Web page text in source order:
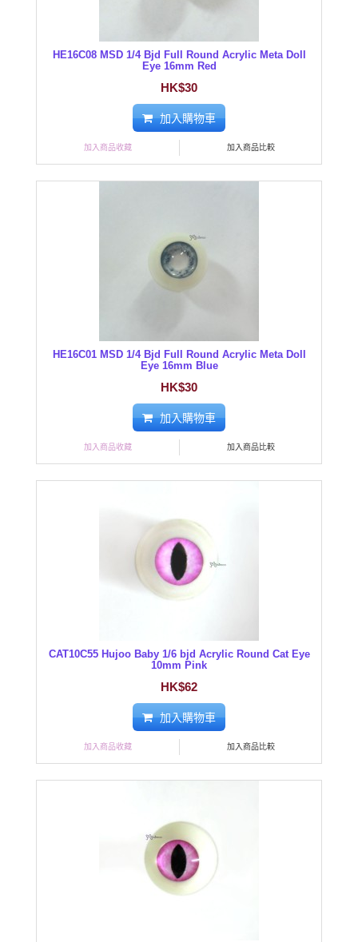
HE16C08 MSD 1/4 Bjd Full Round Acrylic Meta Doll
Eye 16mm Red
HK$30
加入購物車
加入商品收藏 加入商品比較
HE16C01 MSD 1/4 Bjd Full Round Acrylic Meta Doll
Eye 16mm Blue
HK$30
加入購物車
加入商品收藏 加入商品比較
CAT10C55 Hujoo Baby 1/6 bjd Acrylic Round Cat Eye
10mm Pink
HK$62
加入購物車
加入商品收藏 加入商品比較